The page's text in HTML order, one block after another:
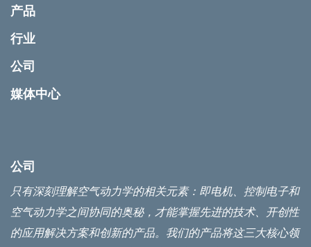
产品
行业
公司
媒体中心
公司
只有深刻理解空气动力学的相关元素：即电机、控制电子和
空气动力学之间协同的奥秘，才能掌握先进的技术、开创性
的应用解决方案和创新的产品。我们的产品将这三大核心领